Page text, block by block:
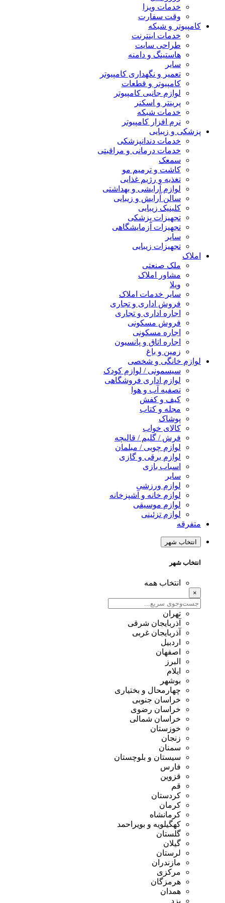
خدمات ویزا
وقت سفارت
کامپیوتر و شبکه
خدمات اینترنت
طراحی سایت
هاستینگ و دامنه
سایر
تعمیر و نگهداری کامپیوتر
کامپیوتر و قطعات
لوازم جانبی کامپیوتر
پرینتر و اسکنر
خدمات شبکه
نرم افزار کامپیوتر
پزشکی و زیبایی
خدمات دندانپزشکی
خدمات درمانی و مراقبتی
سمعک
کاشت و ترمیم مو
تغذیه و رژیم غذایی
لوازم آرایشی و بهداشتی
سالن آرایش و زیبایی
کلینیک زیبایی
تجهیزات پزشکی
تجهیزات آزمایشگاهی
سایر
تجهیزات زیبایی
املاک
ملک صنعتی
مشاور املاک
ویلا
سایر خدمات املاک
فروش اداری و تجاری
اجاره اداری و تجاری
فروش مسکونی
اجاره مسکونی
اجاره اتاق و پانسیون
زمین و باغ
لوازم خانگی و شخصی
سیسمونی / لوازم کودک
لوازم اداری فروشگاهی
تصفیه آب و هوا
کیف و کفش
مجله و کتاب
پوشاک
کالای خواب
فرش / گلیم / قالیچه
لوازم چوبی / مبلمان
لوازم برقی و گازی
اسباب بازی
سایر
لوازم ورزشی
لوازم خانه و آشپزخانه
لوازم موسیقی
لوازم تزئینی
متفرقه
انتخاب شهر
انتخاب شهر
انتخاب همه
تهران
آذربایجان شرقی
آذربایجان غربی
اردبیل
اصفهان
البرز
ایلام
بوشهر
چهارمحال و بختیاری
خراسان جنوبی
خراسان رضوی
خراسان شمالی
خوزستان
زنجان
سمنان
سیستان و بلوچستان
فارس
قزوین
قم
کردستان
کرمان
کرمانشاه
کهگیلویه و بویراحمد
گلستان
گیلان
لرستان
مازندران
مرکزی
هرمزگان
همدان
یزد